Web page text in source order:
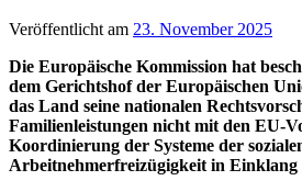
Veröffentlicht am 23. November 2025
Die Europäische Kommission hat
dem Gerichtshof der Europäischen
das Land seine nationalen
Familienleistungen nicht mit den EU-
Koordinierung der Systeme der
Arbeitnehmerfreizügigkeit in Einklang